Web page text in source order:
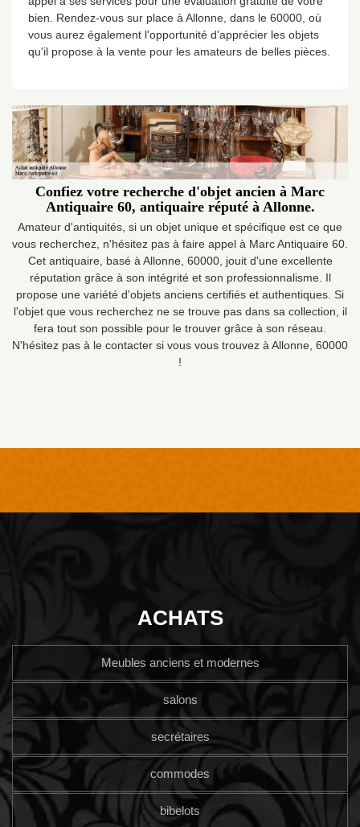
bien. Rendez-vous sur place à Allonne, dans le 60000, où
vous aurez également l'opportunité d'apprécier les objets
qu'il propose à la vente pour les amateurs de belles pièces.
Confiez votre recherche d'objet ancien à Marc
Antiquaire 60, antiquaire réputé à Allonne.
Amateur d'antiquités, si un objet unique et spécifique est ce que
vous recherchez, n'hésitez pas à faire appel à Marc Antiquaire 60.
Cet antiquaire, basé à Allonne, 60000, jouit d'une excellente
réputation grâce à son intégrité et son professionnalisme. Il
propose une variété d'objets anciens certifiés et authentiques. Si
l'objet que vous recherchez ne se trouve pas dans sa collection, il
fera tout son possible pour le trouver grâce à son réseau.
N'hésitez pas à le contacter si vous vous trouvez à Allonne, 60000
!
ACHATS
Meubles anciens et modernes
salons
secrétaires
commodes
bibelots